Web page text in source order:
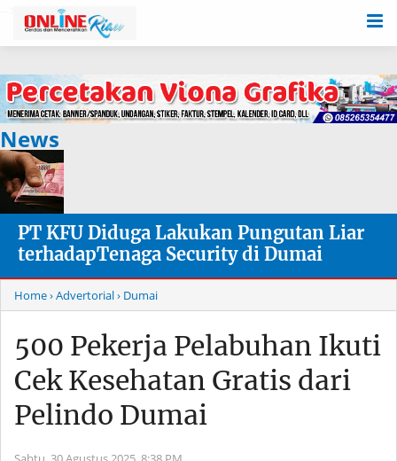
News
PT KFU Diduga Lakukan Pungutan Liar
terhadapTenaga Security di Dumai
Home› Advertorial› Dumai
500 Pekerja Pelabuhan Ikuti
Cek Kesehatan Gratis dari
Pelindo Dumai